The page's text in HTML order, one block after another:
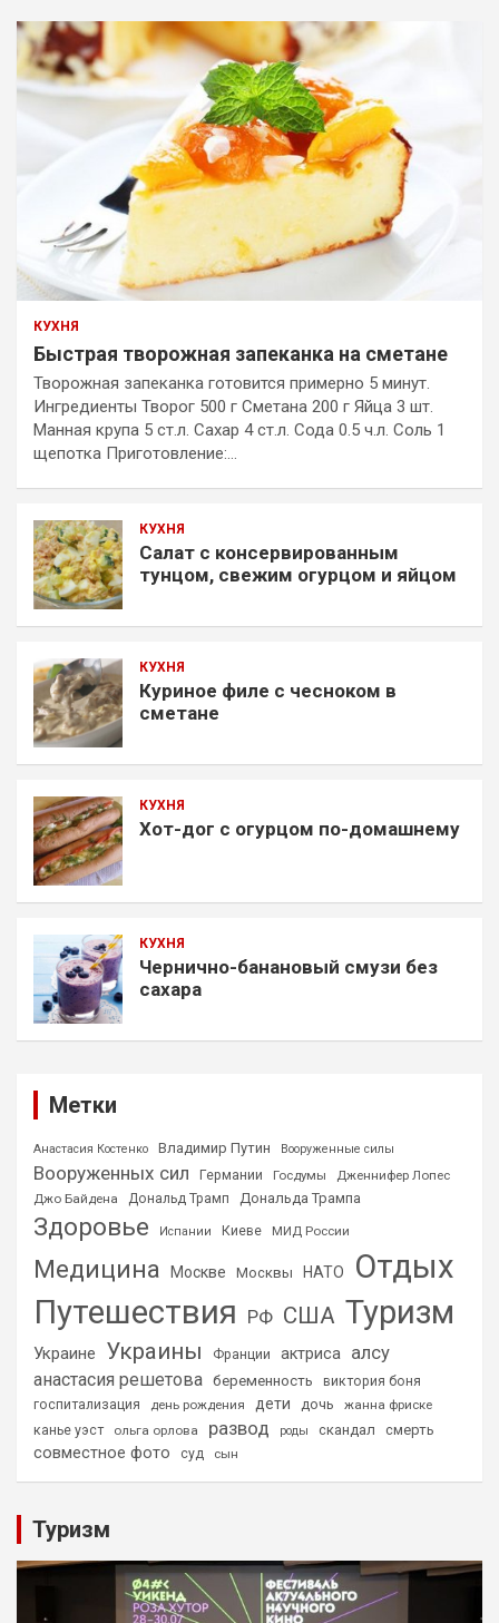
КУХНЯ
Быстрая творожная запеканка на сметане
Творожная запеканка готовится примерно 5 минут.
Ингредиенты Творог 500 г Сметана 200 г Яйца 3 шт.
Манная крупа 5 ст.л. Сахар 4 ст.л. Сода 0.5 ч.л. Соль 1
щепотка Приготовление:…
КУХНЯ
Салат с консервированным
тунцом, свежим огурцом и яйцом
КУХНЯ
Куриное филе с чесноком в
сметане
КУХНЯ
Хот-дог с огурцом по-домашнему
КУХНЯ
Чернично-банановый смузи без
сахара
Метки
Анастасия Костенко Владимир Путин Вооруженные силы
Вооруженных сил Германии Госдумы
Дженнифер Лопес
Джо Байдена
Дональд Трамп Дональда Трампа
Здоровье Испании Киеве МИД России
Медицина Москве Москвы НАТО
Отдых
Путешествия РФ США Туризм
Украине Украины Франции актриса алсу
анастасия решетова беременность
виктория боня
госпитализация
день рождения дети дочь
жанна фриске
канье уэст
ольга орлова развод роды скандал смерть
совместное фото суд сын
Туризм